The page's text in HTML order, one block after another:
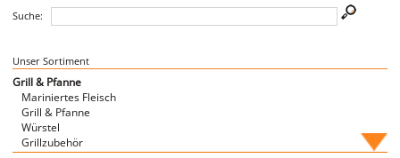
SORTIMENT
LOGIN
FAVORITEN
Suche:
Unser Sortiment
Grill & Pfanne
Mariniertes Fleisch
Grill & Pfanne
Würstel
Grillzubehör